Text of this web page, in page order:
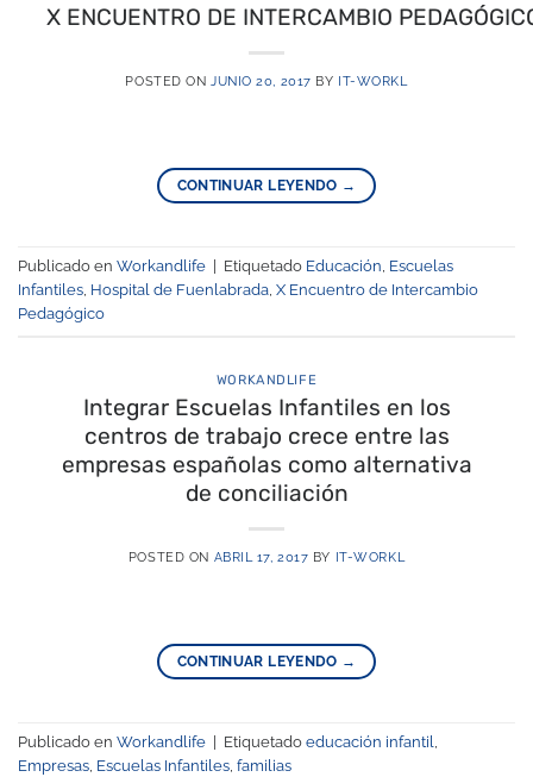
X ENCUENTRO DE INTERCAMBIO
POSTED ONJUNIO 20, 2017 BY IT-WORKL
CONTINUAR LEYENDO →
Publicado en Workandlife Etiquetado Educación, Escuelas
Infantiles, Hospital de Fuenlabrada, X Encuentro de Intercambio
Pedagógico
WORKANDLIFE
Integrar Escuelas Infantiles en los
centros de trabajo crece entre las
empresas españolas como alternativa
de conciliación
POSTED ON ABRIL 17, 2017 BY IT-WORKL
CONTINUAR LEYENDO →
Publicado en Workandlife Etiquetado educación infantil,
Empresas, Escuelas Infantiles, familias